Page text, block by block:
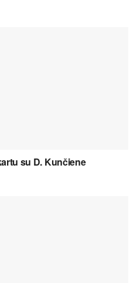
su D. Kunčiene